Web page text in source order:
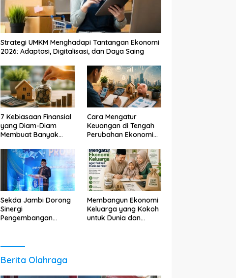
Strategi UMKM Menghadapi Tantangan Ekonomi
2026: Adaptasi, Digitalisasi, dan Daya Saing
7 Kebiasaan Finansial
yang Diam-Diam
Membuat Banyak
Sudah Anda Lakukan?
Cara Mengatur
Keuangan di Tengah
Perubahan Ekonomi
Stabil dan
Berkembang
Sekda Jambi Dorong
Sinergi
Pengembangan
Ekonomi Daerah
Membangun Ekonomi
Keluarga yang Kokoh
untuk Dunia dan
Berita Olahraga